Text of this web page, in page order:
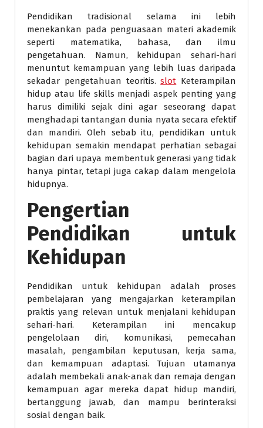
Pendidikan tradisional selama ini lebih
menekankan pada penguasaan materi akademik
seperti matematika, bahasa, dan ilmu
pengetahuan. Namun, kehidupan sehari-hari
menuntut kemampuan yang lebih luas daripada
sekadar pengetahuan teoritis.slot Keterampilan
hidup atau life skills menjadi aspek penting yang
harus dimiliki sejak dini agar seseorang dapat
menghadapi tantangan dunia nyata secara efektif
dan mandiri. Oleh sebab itu, pendidikan untuk
kehidupan semakin mendapat perhatian sebagai
bagian dari upaya membentuk generasi yang tidak
hanya pintar, tetapi juga cakap dalam mengelola
hidupnya.
Pengertian
Pendidikan untuk
Kehidupan
Pendidikan untuk kehidupan adalah proses
pembelajaran yang mengajarkan keterampilan
praktis yang relevan untuk menjalani kehidupan
sehari-hari. Keterampilan ini mencakup
pengelolaan diri, komunikasi, pemecahan
masalah, pengambilan keputusan, kerja sama,
dan kemampuan adaptasi. Tujuan utamanya
adalah membekali anak-anak dan remaja dengan
kemampuan agar mereka dapat hidup mandiri,
bertanggung jawab, dan mampu berinteraksi
sosial dengan baik.